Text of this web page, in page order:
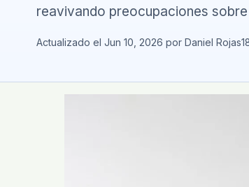
reavivando preocupaciones
Actualizado el Jun 10, 2026 por Daniel Rojas